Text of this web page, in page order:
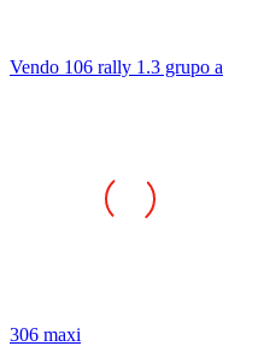
Vendo 106 rally 1.3 grupo a
306 maxi